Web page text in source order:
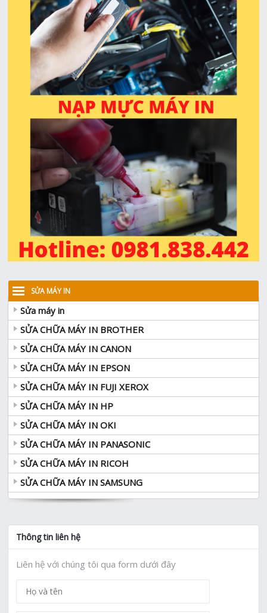
SỬA MÁY IN
Sửa máy in
SỬA CHỮA MÁY IN BROTHER
SỬA CHỮA MÁY IN CANON
SỬA CHỮA MÁY IN EPSON
SỬA CHỮA MÁY IN FUJI XEROX
SỬA CHỮA MÁY IN HP
SỬA CHỮA MÁY IN OKI
SỬA CHỮA MÁY IN PANASONIC
SỬA CHỮA MÁY IN RICOH
SỬA CHỮA MÁY IN SAMSUNG
Thông tin liên hệ
Liên hệ với chúng tôi qua form dưới đây